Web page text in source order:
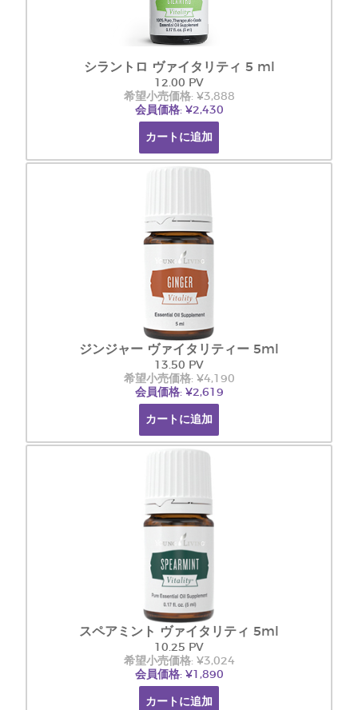
シラントロ ヴァイタリティ 5 ml
12.00 PV
希望小売価格: ¥3,888
会員価格: ¥2,430
カートに追加
ジンジャー ヴァイタリティー 5ml
13.50 PV
希望小売価格: ¥4,190
会員価格: ¥2,619
カートに追加
スペアミント ヴァイタリティ 5ml
10.25 PV
希望小売価格: ¥3,024
会員価格: ¥1,890
カートに追加